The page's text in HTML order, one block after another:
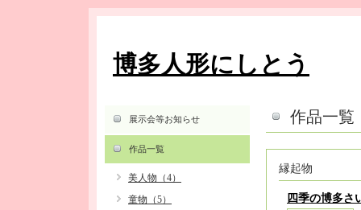
博多人形にしとう
作品一覧
縁起物
四季の博多さ
展示会等お知らせ
作品一覧
美人物（4）
童物（5）